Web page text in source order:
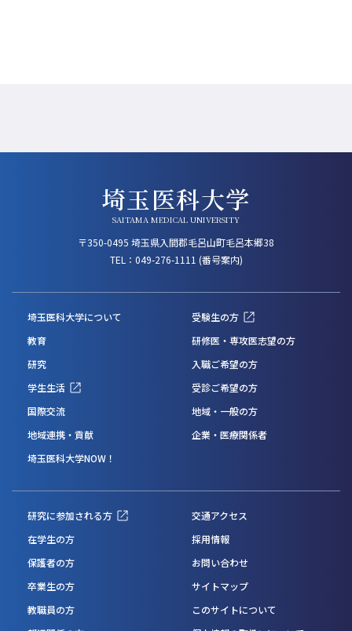
埼玉医科大学
SAITAMA MEDICAL UNIVERSITY
〒350-0495 埼玉県入間郡毛呂山町毛呂本郷38
TEL： 049-276-1111 (番号案内)
埼玉医科大学について
教育
研究
学生生活
国際交流
地域連携・貢献
埼玉医科大学NOW！
受験生の方
研修医・専攻医志望の方
入職ご希望の方
受診ご希望の方
地域・一般の方
企業・医療関係者
研究に参加される方
在学生の方
保護者の方
卒業生の方
教職員の方
交通アクセス
採用情報
お問い合わせ
サイトマップ
このサイトについて